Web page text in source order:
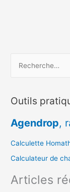
h
r
c
h
r
Outils
Agendrop,
Calculette
Calculateur de
Articles